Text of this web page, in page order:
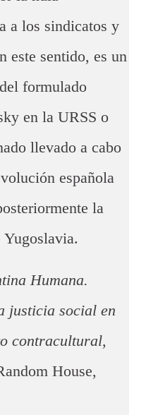
a los sindicatos y
este sentido, es un
formulado
en la URSS o
llevado a cabo
española
la
Humana.
justicia social en
contracultural,
House,